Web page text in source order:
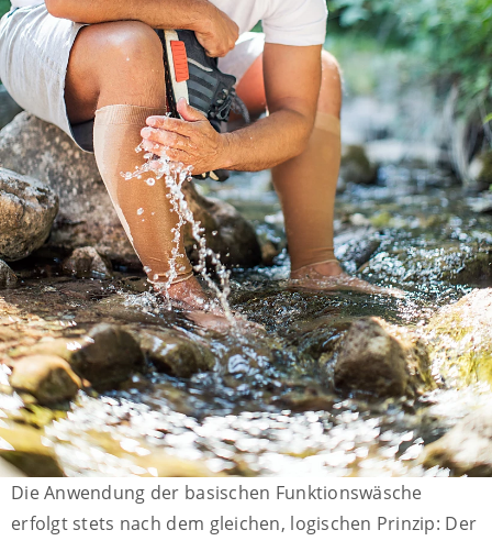
Die Anwendung der basischen Funktionswäsche
erfolgt stets nach dem gleichen, logischen Prinzip: Der